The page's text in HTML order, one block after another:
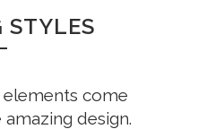
STYLES
come
design.